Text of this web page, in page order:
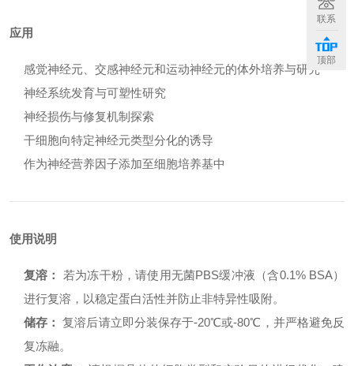
应用
感觉神经元、交感神经元和运动神经元的体外培养与研究
神经系统发育与可塑性研究
神经损伤与修复机制探索
干细胞向特定神经元类型分化的诱导
作为神经营养因子添加至细胞培养基中
使用说明
复溶：
若为冻干粉，请使用无菌PBS缓冲液（含0.1% BSA）
进行复溶，以稳定蛋白活性并防止非特异性吸附。
储存： 复溶后请立即分装保存于-20℃或-80℃，并严格避免反
复冻融。
联系
顶部